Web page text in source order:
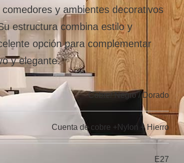
y ambientes decorativos
estructura combina estilo y
opción para complementar
y elegante.
Cobre/ Negro / Dorado
Cuenta de cobre +Nylon + Hierro
E27